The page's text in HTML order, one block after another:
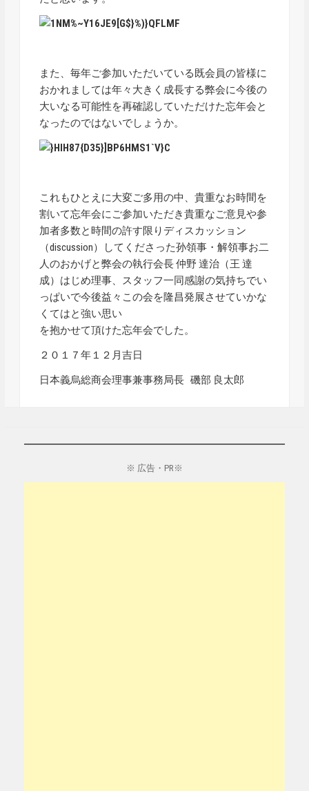
また、毎年ご参加いただいている既会員の皆様に
おかれましては年々大きく成長する弊会に今後の
大いなる可能性を再確認していただけた忘年会と
なったのではないでしょうか。
これもひとえに大変ご多用の中、貴重なお時間を
割いて忘年会にご参加いただき貴重なご意見や参
加者多数と時間の許す限りディスカッション
（discussion）してくださった孙領事・解領事お二
人のおかげと弊会の執行会長 仲野 達治（王 達
成）はじめ理事、スタッフ一同感謝の気持ちでい
っぱいで今後益々この会を隆昌発展させていかな
くてはと強い思い
を抱かせて頂けた忘年会でした。
２０１７年１２月吉日
日本義烏総商会理事兼事務局長 磯部 良太郎
※ 広告・PR※